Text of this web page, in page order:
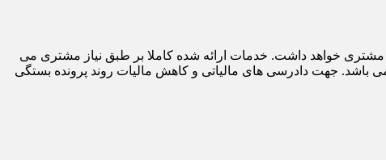
خواهد داشت. خدمات ارائه شده کاملا بر طبق نیاز مشتری می
باشد. جهت دادرسی های مالیاتی و کاهش مالیات روند پرونده بستگی